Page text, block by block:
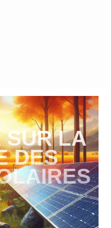
SUR LA
DES